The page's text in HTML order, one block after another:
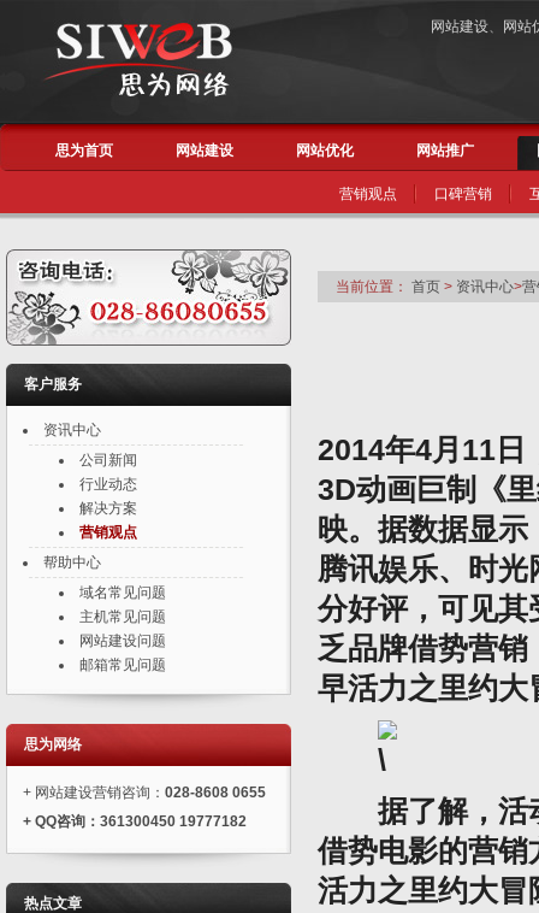
网站建设、 网站
思为首页 网站建设 网站优化 网站推广
营销观点 口碑营销
客户服务
资讯中心
公司新闻
行业动态
解决方案
营销观点
帮助中心
域名常见问题
主机常见问题
网站建设问题
邮箱常见问题
思为网络
+ 网站建设营销咨询： 028-8608 0655
+ QQ咨询： 361300450 19777182
热点文章
当前位置： 首页 > 资讯中心>
2014年4月11日
3D动画巨制《
映。据数据显
腾讯娱乐、时
分好评，可见其
乏品牌借势营销
早活力之里约大
据了解，活动
借势电影的营销
活力之里约大冒